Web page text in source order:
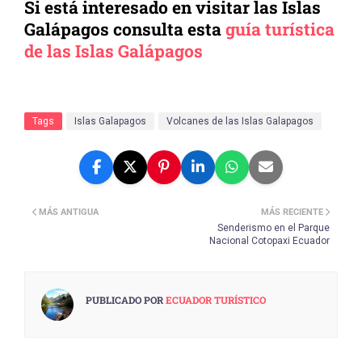
Si está interesado en visitar las Islas
Galápagos consulta estaguía turística
de las Islas Galápagos
Tags Islas Galapagos Volcanes de las Islas Galapagos
MÁS RECIENTE
Senderismo en el Parque
Nacional Cotopaxi Ecuador
MÁS ANTIGUA
PUBLICADO PORECUADOR TURÍSTICO